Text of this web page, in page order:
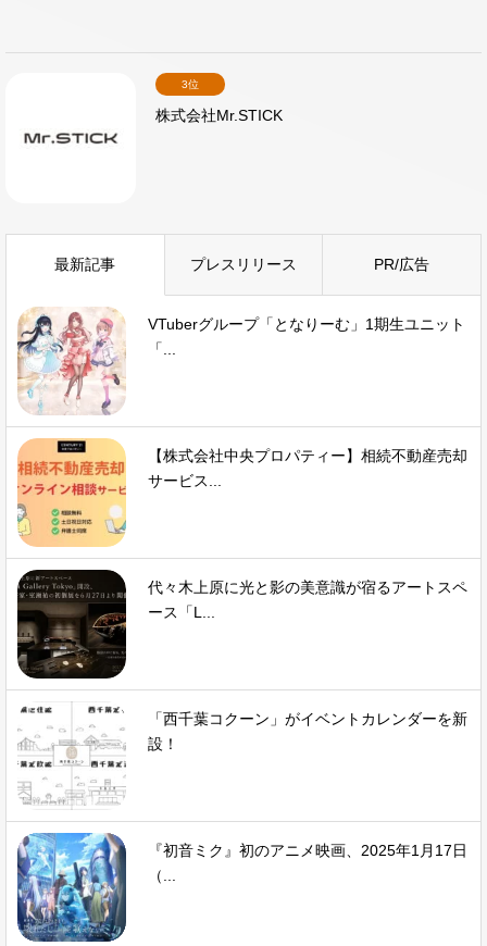
3位
株式会社Mr.STICK
最新記事 プレスリリース PR/広告
VTuberグループ「となりーむ」1期生ユニット
「...
【株式会社中央プロパティー】相続不動産売却
サービス...
代々木上原に光と影の美意識が宿るアートスペ
ース「L...
「西千葉コクーン」がイベントカレンダーを新
設！
『初音ミク』初のアニメ映画、2025年1月17日
（...